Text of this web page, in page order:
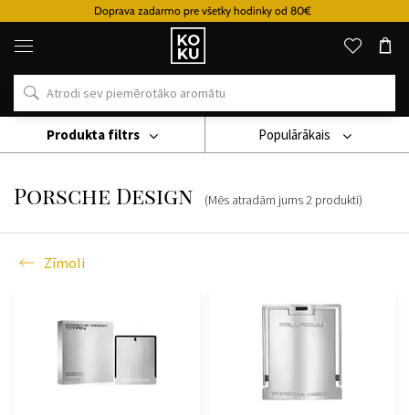
Doprava zadarmo pre všetky hodinky od 80€
Oriģinālie
parfimērijas
izstrādājumi
un
pulksteņi
vietā
Zīmoli
Porsche Design
Porsche Design (Mēs atradām jums2 produkti)
Populārākais
Zīmoli
Produkta filtrs